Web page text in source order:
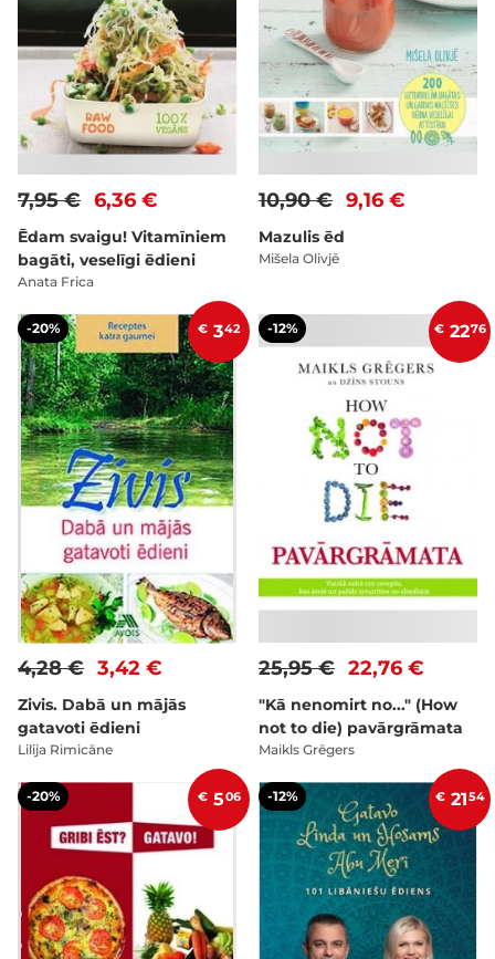
6,36 €
7,95 €
Ēdam svaigu! Vitamīniem
bagāti, veselīgi ēdieni
Anata Frica
9,16 €
10,90 €
Mazulis ēd
Mišela Olivjē
-20% € 342
3,42 €
4,28 €
Zivis. Dabā un mājās
gatavoti ēdieni
Lilija Rimicāne
-12% € 2276
22,76 €
25,95 €
"Kā nenomirt no..." (How
not to die) pavārgrāmata
Maikls Grēgers
-20% € 506 -12% € 2154